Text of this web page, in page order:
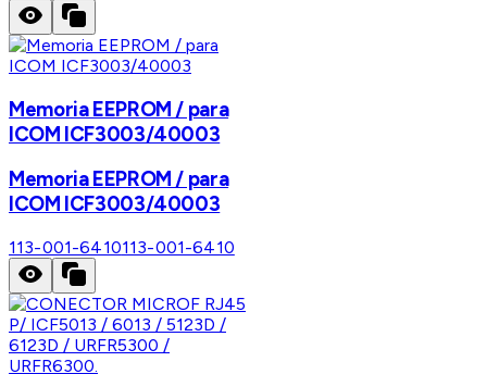
Memoria EEPROM / para
ICOM ICF3003/40003
Memoria EEPROM / para
ICOM ICF3003/40003
113-001-6410113-001-6410